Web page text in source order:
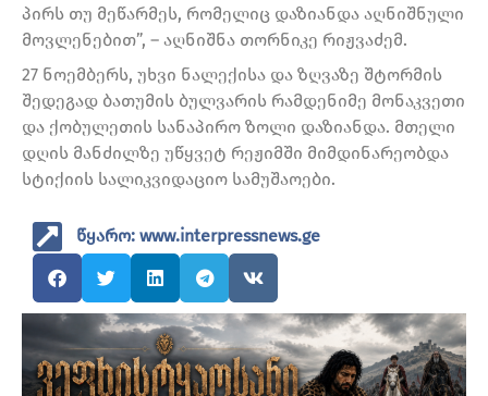
პირს თუ მეწარმეს, რომელიც დაზიანდა აღნიშნული
მოვლენებით”, – აღნიშნა თორნიკე რიჟვაძემ.
27 ნოემბერს, უხვი ნალექისა და ზღვაზე შტორმის
შედეგად ბათუმის ბულვარის რამდენიმე მონაკვეთი
და ქობულეთის სანაპირო ზოლი დაზიანდა. მთელი
დღის მანძილზე უწყვეტ რეჟიმში მიმდინარეობდა
სტიქიის სალიკვიდაციო სამუშაოები.
წყარო: www.interpressnews.ge